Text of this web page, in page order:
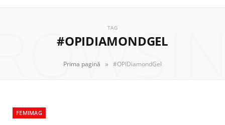
e t
TAG
#OPIDIAMONDGEL
Prima pagină » #OPIDiamondGel
FEMIMAG